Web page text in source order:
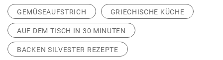
GEMÜSEAUFSTRICH GRIECHISCHE KÜCHE
AUF DEM TISCH IN 30 MINUTEN
BACKEN SILVESTER REZEPTE